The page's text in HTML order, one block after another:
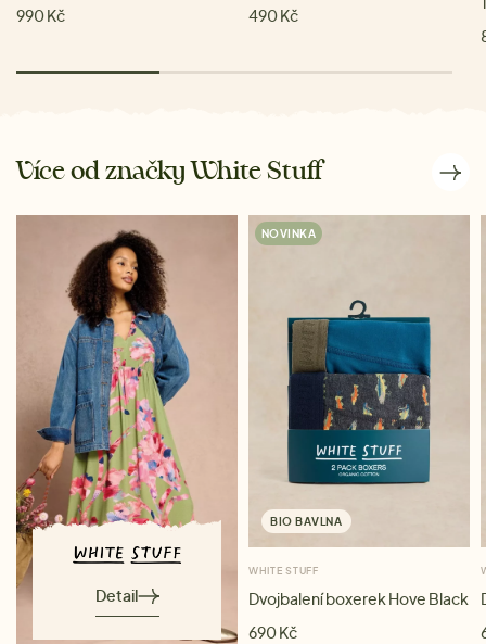
990 Kč
490 Kč
Více od značky White Stuff
Detail
NOVINKA
BIO BAVLNA
WHITE STUFF
Dvojbalení boxerek Hove Black
690 Kč